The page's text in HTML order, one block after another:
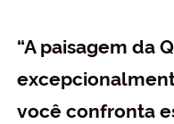
“A paisagem da
você confronta